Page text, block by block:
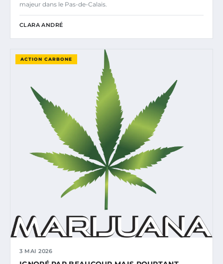
majeur dans le Pas-de-Calais.
CLARA ANDRÉ
ACTION CARBONE
3 MAI 2026